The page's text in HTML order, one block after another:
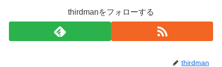
thirdmanをフォローする
thirdman